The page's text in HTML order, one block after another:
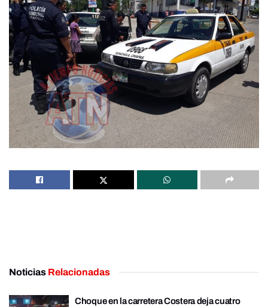
Noticias Relacionadas
Choque en la carretera Costera deja cuatro